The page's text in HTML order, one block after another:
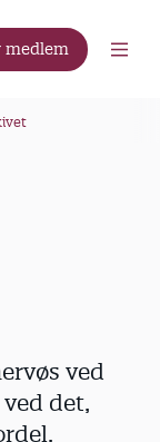
medlem
ved
det,